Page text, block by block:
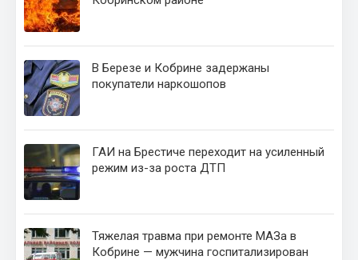
В Березе и Кобрине задержаны
покупатели наркошопов
ГАИ на Брестиче переходит на усиленный
режим из-за роста ДТП
Тяжелая травма при ремонте МАЗа в
Кобрине — мужчина госпитализирован